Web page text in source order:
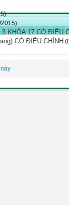
KHÓA 17 CÓ ĐIỀU
CÓ ĐIỀU CHỈNH